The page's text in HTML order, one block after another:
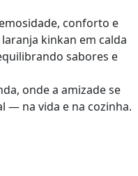
conforto e
kinkan em calda
sabores e
onde a amizade se
— na vida e na cozinha.